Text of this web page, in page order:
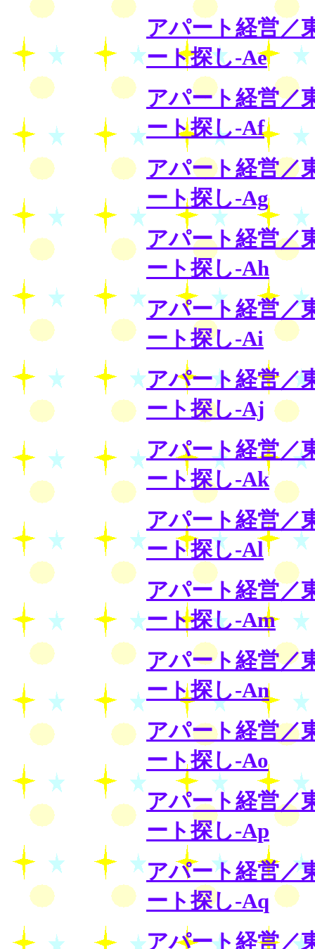
アパート経営／
ート探し-Ae
アパート経営／
ート探し-Af
アパート経営／
ート探し-Ag
アパート経営／
ート探し-Ah
アパート経営／
ート探し-Ai
アパート経営／
ート探し-Aj
アパート経営／
ート探し-Ak
アパート経営／
ート探し-Al
アパート経営／
ート探し-Am
アパート経営／
ート探し-An
アパート経営／
ート探し-Ao
アパート経営／
ート探し-Ap
アパート経営／
ート探し-Aq
アパート経営／